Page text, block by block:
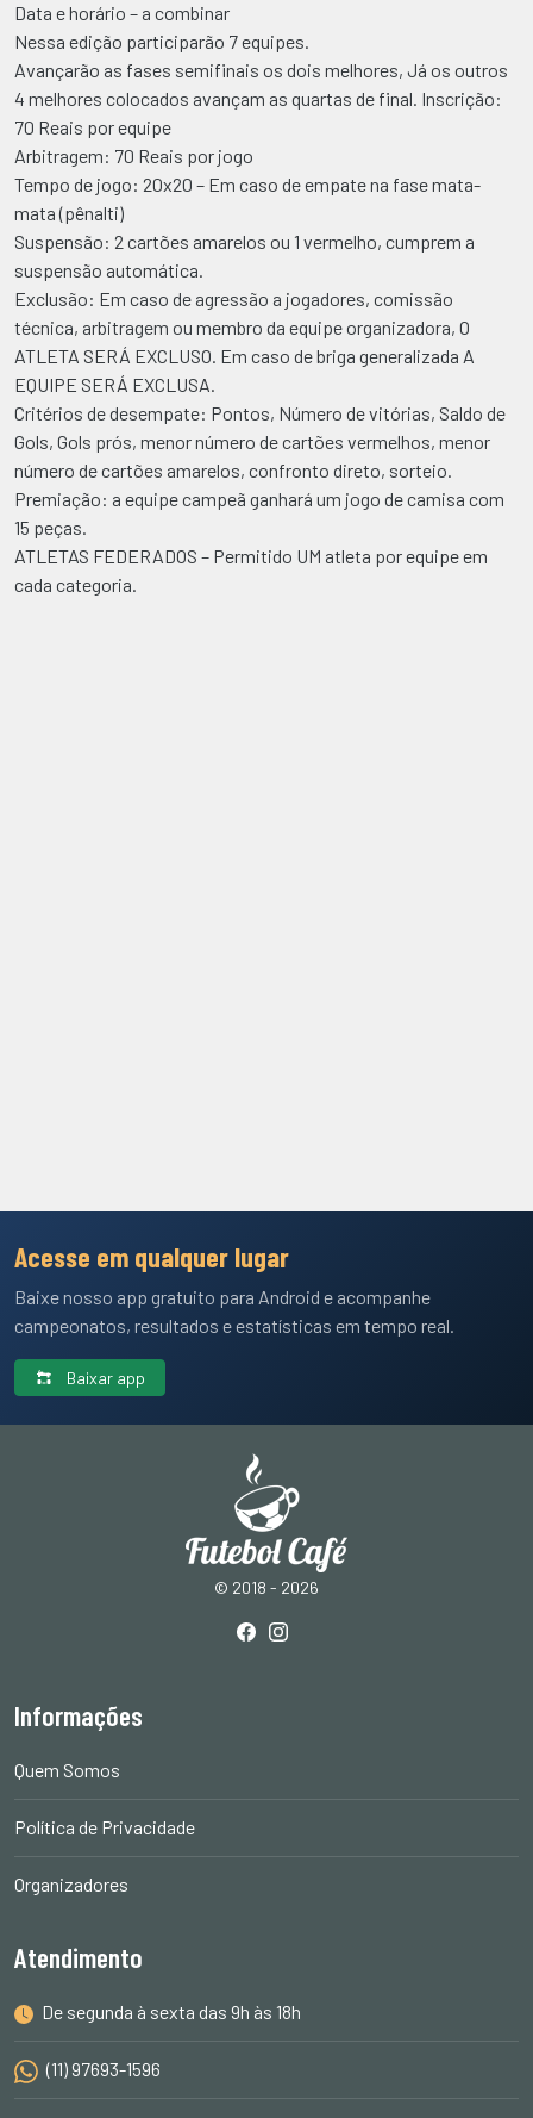
Data e horário – a combinar
Nessa edição participarão 7 equipes.
Avançarão as fases semifinais os dois melhores, Já os outros
4 melhores colocados avançam as quartas de final. Inscrição:
70 Reais por equipe
Arbitragem: 70 Reais por jogo
Tempo de jogo: 20x20 – Em caso de empate na fase mata-
mata (pênalti)
Suspensão: 2 cartões amarelos ou 1 vermelho, cumprem a
suspensão automática.
Exclusão: Em caso de agressão a jogadores, comissão
técnica, arbitragem ou membro da equipe organizadora, O
ATLETA SERÁ EXCLUSO. Em caso de briga generalizada A
EQUIPE SERÁ EXCLUSA.
Critérios de desempate: Pontos, Número de vitórias, Saldo de
Gols, Gols prós, menor número de cartões vermelhos, menor
número de cartões amarelos, confronto direto, sorteio.
Premiação: a equipe campeã ganhará um jogo de camisa com
15 peças.
ATLETAS FEDERADOS – Permitido UM atleta por equipe em
cada categoria.
Acesse em qualquer lugar
Baixe nosso app gratuito para Android e acompanhe
campeonatos, resultados e estatísticas em tempo real.
Baixar app
© 2018 - 2026
Informações
Quem Somos
Política de Privacidade
Organizadores
Atendimento
De segunda à sexta das 9h às 18h
(11) 97693-1596